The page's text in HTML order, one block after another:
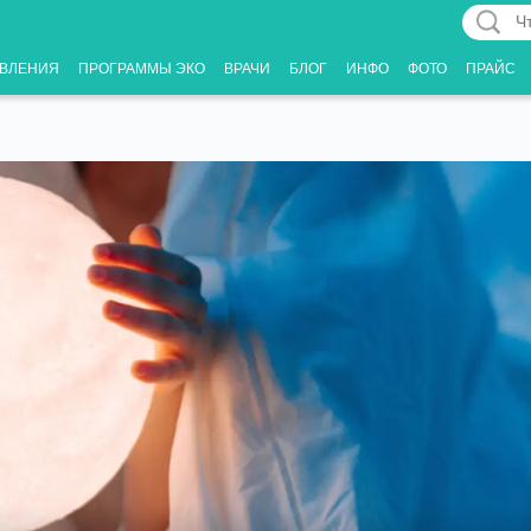
ПРОГРАММЫ ЭКО ВРАЧИ БЛОГ ИНФО ФОТО ПРАЙС
Что
Вас